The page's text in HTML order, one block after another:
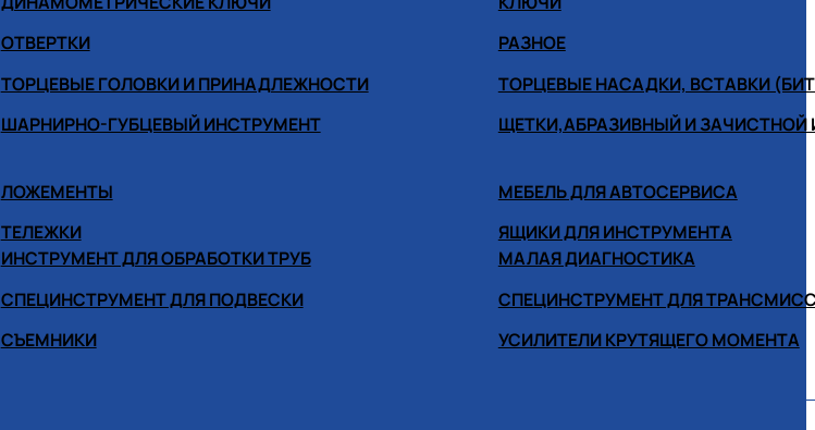
ОТВЕРТКИ
РАЗНОЕ
ТОРЦЕВЫЕ ГОЛОВКИ И ПРИНАДЛЕЖНОСТИ
ТОРЦЕВЫЕ НАСАДКИ, ВСТАВКИ
ШАРНИРНО-ГУБЦЕВЫЙ ИНСТРУМЕНТ
ЩЕТКИ,АБРАЗИВНЫЙ И ЗАЧИСТНОЙ
ЛОЖЕМЕНТЫ
МЕБЕЛЬ ДЛЯ АВТОСЕРВИСА
ТЕЛЕЖКИ
ЯЩИКИ ДЛЯ ИНСТРУМЕНТА
ИНСТРУМЕНТ ДЛЯ ОБРАБОТКИ ТРУБ
МАЛАЯ ДИАГНОСТИКА
СПЕЦИНСТРУМЕНТ ДЛЯ ПОДВЕСКИ
СПЕЦИНСТРУМЕНТ ДЛЯ
СЪЕМНИКИ
УСИЛИТЕЛИ КРУТЯЩЕГО МОМЕНТА